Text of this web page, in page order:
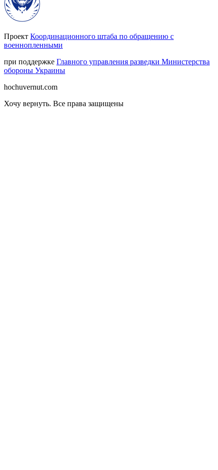
Проект Координационного штаба по обращению с
военнопленными
при поддержке Главного управления разведки Министерства
обороны Украины
hochuvernut.com
Хочу вернуть. Все права защищены